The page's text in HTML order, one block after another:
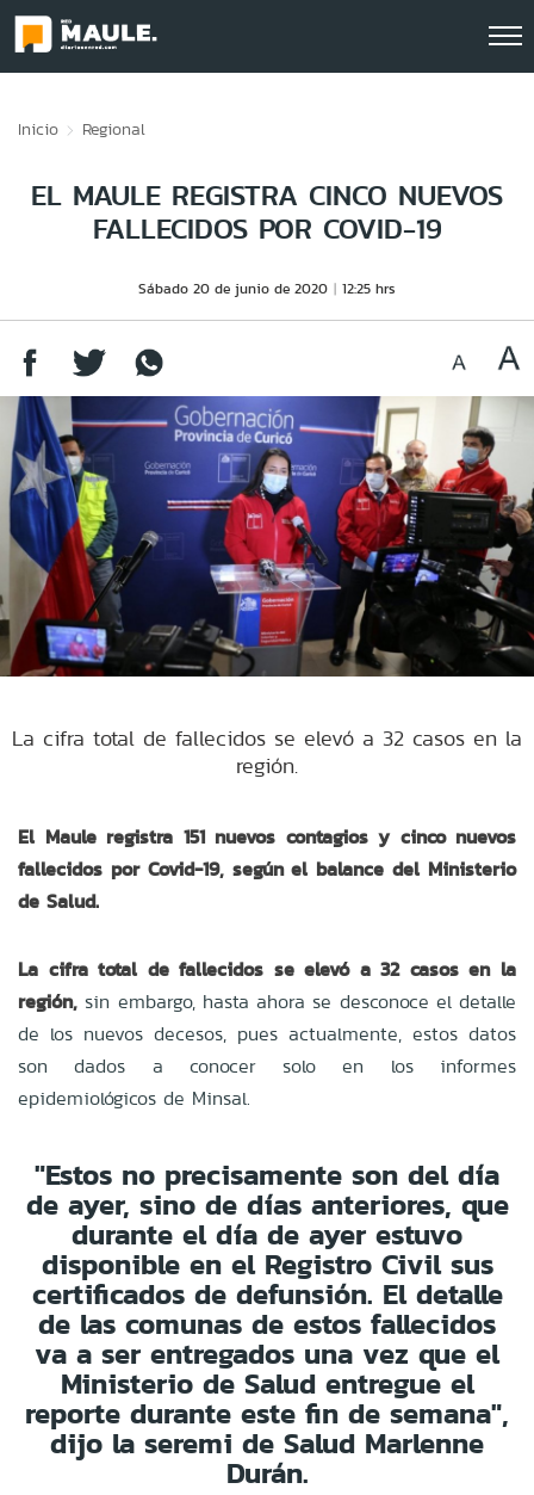
Inicio Regional
EL MAULE REGISTRA CINCO NUEVOS
FALLECIDOS POR COVID-19
Sábado 20 de junio de 2020 12:25 hrs
La cifra total de fallecidos se elevó a 32 casos en la
región.
El Maule registra 151 nuevos contagios y cinco nuevos
fallecidos por Covid-19,según el balance del Ministerio
de Salud.
La cifra total de fallecidos se elevó a 32 casos en la
región, sin embargo, hasta ahora se desconoce el detalle
de los nuevos decesos, pues actualmente, estos datos
son dados a conocer solo en los informes
epidemiológicos de Minsal.
"Estos no precisamente son del día
de ayer, sino de días anteriores, que
durante el día de ayer estuvo
disponible en el Registro Civil sus
certificados de defunsión. El detalle
de las comunas de estos fallecidos
va a ser entregados una vez que el
Ministerio de Salud entregue el
reporte durante este fin de semana",
dijo la seremi de Salud Marlenne
Durán.